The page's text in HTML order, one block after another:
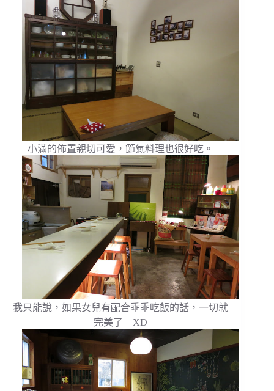
小滿的佈置親切可愛，節氣料理也很好吃。
我只能說，如果女兒有配合乖乖吃飯的話，一切就
完美了 XD